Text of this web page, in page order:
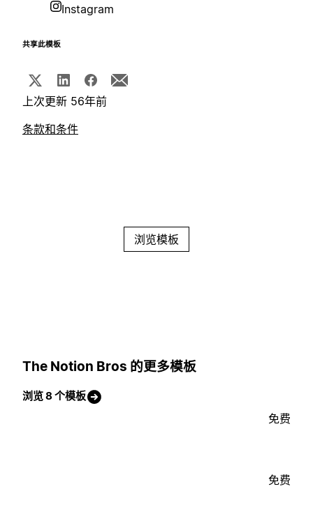
Instagram
共享此模板
上次更新 56年前
条款和条件
浏览模板
The Notion Bros 的更多模板
浏览 8 个模板
免费
免费